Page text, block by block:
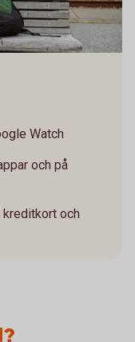
Watch
och på
kreditkort och